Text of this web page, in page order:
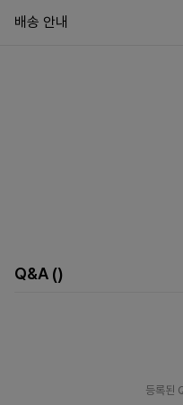
배송 안내
Q&A ()
등록된